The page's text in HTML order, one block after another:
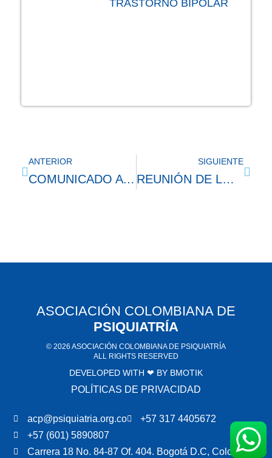
TRASTORNO BIPOLAR
ANTERIOR
COMUNICADO A LA OPINIÓN PÚBLICA – SUICIDIO
SIGUIENTE
REUNIÓN DE LOS DIRECTORES DE POSGRADO DE LAS ESPECIALIZACIONES DE PSIQUIATRÍA DEL PAÍS
ASOCIACIÓN COLOMBIANA DE
PSIQUIATRÍA
© 2026 ASOCIACIÓN COLOMBIANA DE PSIQUIATRÍA
ALL RIGHTS RESERVED
DEVELOPED WITH ❤ BY BMOTIK
POLÍTICAS DE PRIVACIDAD
acp@psiquiatria.org.co
+57 317 4405672
+57 (601) 5890807
Carrera 18 No. 84-87 Of. 404. Bogotá D.C, Colombia